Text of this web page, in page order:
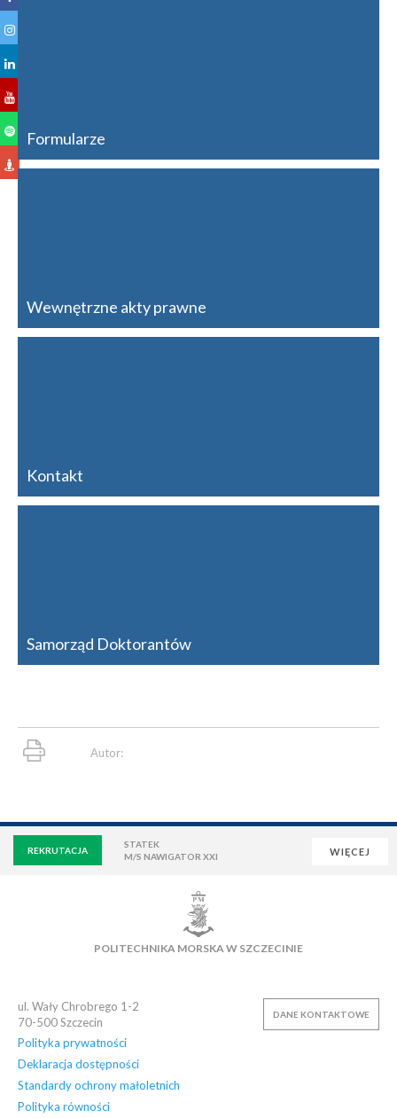
Formularze
Wewnętrzne akty prawne
Kontakt
Samorząd Doktorantów
Autor:
WIĘCEJ
REKRUTACJA
STATEK
M/S NAWIGATOR XXI
NAUKOWA BAZA DANYCH
OSIEDLE AKADEMICKIE PŁYWALNIA KLUB AZS
POLITECHNIKA MORSKA W SZCZECINIE
ul. Wały Chrobrego 1-2
70-500Szczecin
Polityka prywatności
Deklaracja dostępności
Standardy ochrony małoletnich
Polityka równości
DANE KONTAKTOWE